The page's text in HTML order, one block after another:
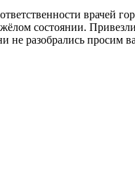
состоянии.
не разобрались просим